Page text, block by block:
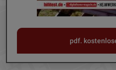
pdf.